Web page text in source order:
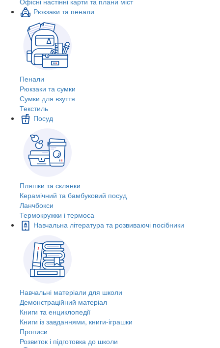
Рюкзаки та пенали
Пенали
Рюкзаки та сумки
Сумки для взуття
Текстиль
Посуд
Пляшки та склянки
Керамічний та бамбуковий посуд
Ланчбокси
Термокружки і термоса
Навчальна література та розвиваючі посібники
Навчальні матеріали для школи
Демонстраційний матеріал
Книги та енциклопедії
Книги із завданнями, книги-іграшки
Прописи
Розвиток і підготовка до школи